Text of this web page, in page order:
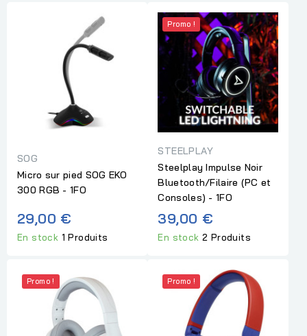
SOG
Micro sur pied SOG EKO
300 RGB - 1FO
29,00 €
En stock 1 Produits
Promo !
STEELPLAY
Steelplay Impulse Noir
Bluetooth/Filaire (PC et
Consoles) - 1FO
39,00 €
En stock2 Produits
Promo ! Promo !